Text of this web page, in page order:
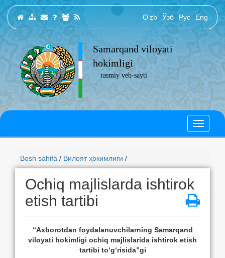
O‘zb Ўзб Рус Eng
Samarqand viloyati
hokimligi
rasmiy veb-sayti
Bosh sahifa / Вилоят ҳокимлиги /
Ochiq majlislarda ishtirok
etish tartibi
“Axborotdan foydalanuvchilarning Samarqand
viloyati hokimligi ochiq majlislarida ishtirok etish
tartibi tо‘g‘risida”gi